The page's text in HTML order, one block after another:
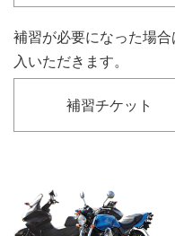
補習が必要になった場
入いただきます。
補習チケット